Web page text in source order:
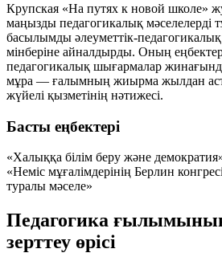
Крупская «На путях к новой школе»
маңызды педагогикалық мәселелерді
басылымды әлеуметтік-
мінберіне айналдырды. Оның
педагогикалық шығармалар
мұра — ғалымның жиырма жылдан
жүйелі қызметінің нәтижесі.
Басты еңбектері
«Халыққа білім беру және
«Неміс мұғалімдерінің Берлин
туралы мәселе»
Педагогика
зерттеу өрісі